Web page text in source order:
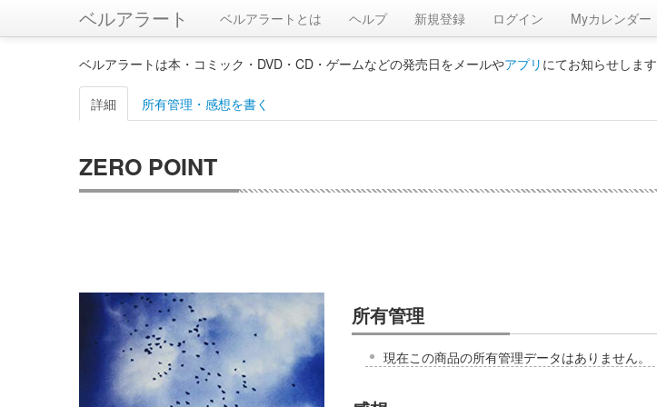
ベルアラート ベルアラートとは ヘルプ 新規登録 ログイン Myカレンダー
ベルアラートは本・コミック・DVD・CD・ゲームなどの発売日をメールやアプリ にてお知らせします
詳細 所有管理・感想を書く
ZERO POINT
所有管理
現在この商品の所有管理データはありません。